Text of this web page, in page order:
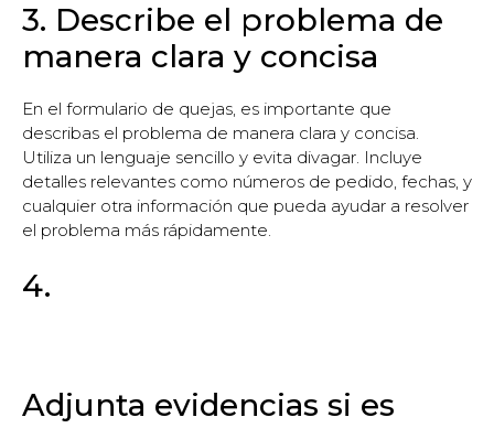
3. Describe el problema de
manera clara y concisa
En el formulario de quejas, es importante que
describas el problema de manera clara y concisa.
Utiliza un lenguaje sencillo y evita divagar. Incluye
detalles relevantes como números de pedido, fechas, y
cualquier otra información que pueda ayudar a resolver
el problema más rápidamente.
4.
Adjunta evidencias si es